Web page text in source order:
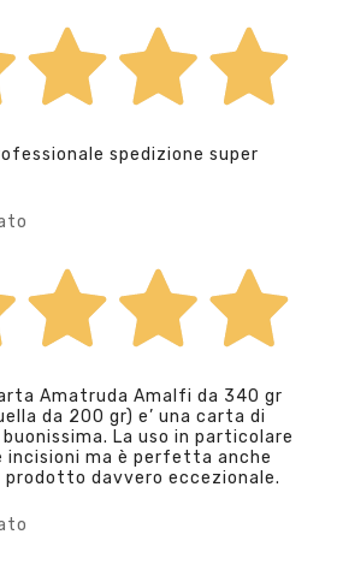
spedizione super
Amatruda Amalfi da 340 gr
da 200 gr) e’ una carta di
La uso in particolare
incisioni ma è perfetta anche
prodotto davvero eccezionale.